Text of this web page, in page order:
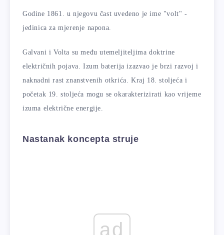
Godine 1861. u njegovu čast uvedeno je ime "volt" -
jedinica za mjerenje napona.
Galvani i Volta su među utemeljiteljima doktrine
električnih pojava. Izum baterija izazvao je brzi razvoj i
naknadni rast znanstvenih otkrića. Kraj 18. stoljeća i
početak 19. stoljeća mogu se okarakterizirati kao vrijeme
izuma električne energije.
Nastanak koncepta struje
ad